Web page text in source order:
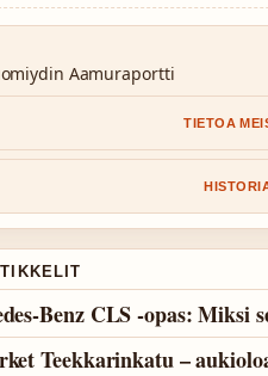
Aamuraportti
TIETOA
Benz CLS -opas: Miksi
Teekkarinkatu –